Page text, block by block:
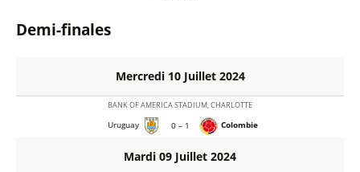
Demi-finales
Mercredi 10 Juillet 2024
BANK OF AMERICA STADIUM, CHARLOTTE
Uruguay 0 – 1 Colombie
Mardi 09 Juillet 2024